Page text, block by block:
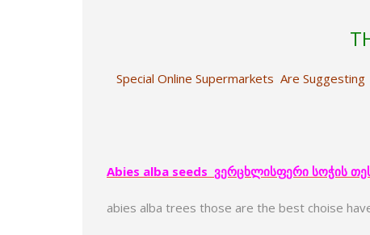
Special Online Supermarkets Are
Abies alba seeds ვერცხლისფერი სოჭის
abies alba trees those are the best choise